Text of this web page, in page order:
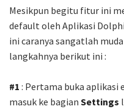
Mesikpun begitu fitur ini
default oleh Aplikasi
ini caranya sangatlah
langkahnya berikut ini :
#1 : Pertama buka
masuk ke bagian Settings